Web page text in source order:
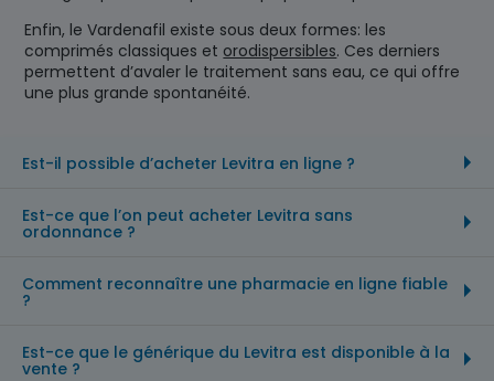
Enfin, le Vardenafil existe sous deux formes: les
comprimés classiques et orodispersibles. Ces derniers
permettent d’avaler le traitement sans eau, ce qui offre
une plus grande spontanéité.
Est-il possible d’acheter Levitra en ligne ?
Est-ce que l’on peut acheter Levitra sans
ordonnance ?
Comment reconnaître une pharmacie en ligne fiable
?
Est-ce que le générique du Levitra est disponible à la
vente ?